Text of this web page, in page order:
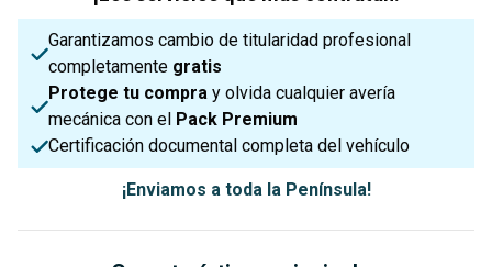
Garantizamos cambio de titularidad profesional
completamente gratis
Protege tu compra y olvida cualquier avería
mecánica con el Pack Premium
Certificación documental completa del vehículo
¡Enviamos a toda la Península!